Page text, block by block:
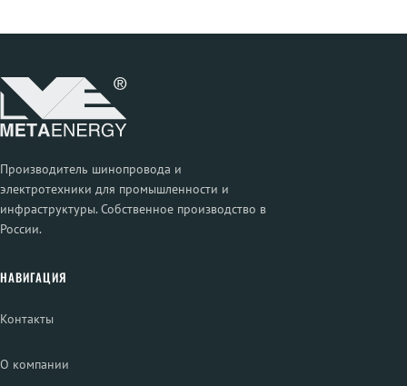
Производитель шинопровода и
электротехники для промышленности и
инфраструктуры. Собственное производство в
России.
НАВИГАЦИЯ
Контакты
О компании